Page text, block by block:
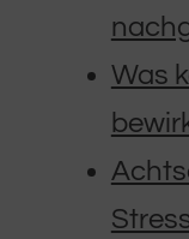
Was